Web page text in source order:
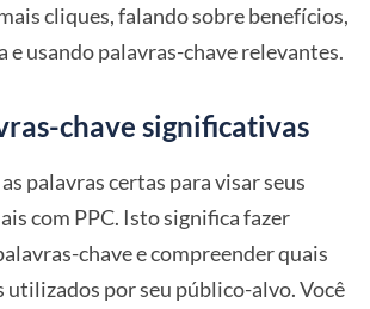
cliques, falando sobre benefícios,
e usando palavras-chave relevantes.
chave significativas
palavras certas para visar seus
com PPC. Isto significa fazer
chave e compreender quais
utilizados por seu público-alvo. Você